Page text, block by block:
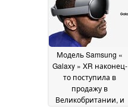
Модель Samsung «
Galaxy » XR наконец-
то поступила в
продажу в
Великобритании, и